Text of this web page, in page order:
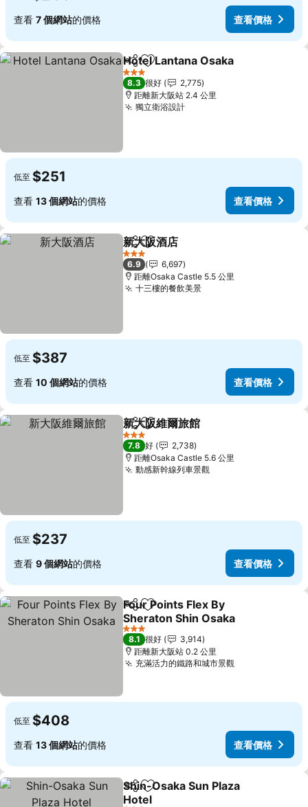
查看 7 個網站的價格 查看價格
分享 放到收藏夾
Hotel Lantana Osaka
3 星級
8.3 很好
2,775
距離新大阪站 2.4 公里
獨立衛浴設計
低至 $251
查看 13 個網站的價格 查看價格
分享 放到收藏夾
新大阪酒店
3 星級
6.9
6,697
距離Osaka Castle 5.5 公里
十三樓的餐飲美景
低至 $387
查看 10 個網站的價格 查看價格
分享 放到收藏夾
新大阪維爾旅館
3 星級
7.8 好
2,738
距離Osaka Castle 5.6 公里
動感新幹線列車景觀
低至 $237
查看 9 個網站的價格 查看價格
分享 放到收藏夾
Four Points Flex By
Sheraton Shin Osaka
3 星級
8.1 很好
3,914
距離新大阪站 0.2 公里
充滿活力的鐵路和城市景觀
低至 $408
查看 13 個網站的價格 查看價格
分享 放到收藏夾
Shin-Osaka Sun Plaza
Hotel